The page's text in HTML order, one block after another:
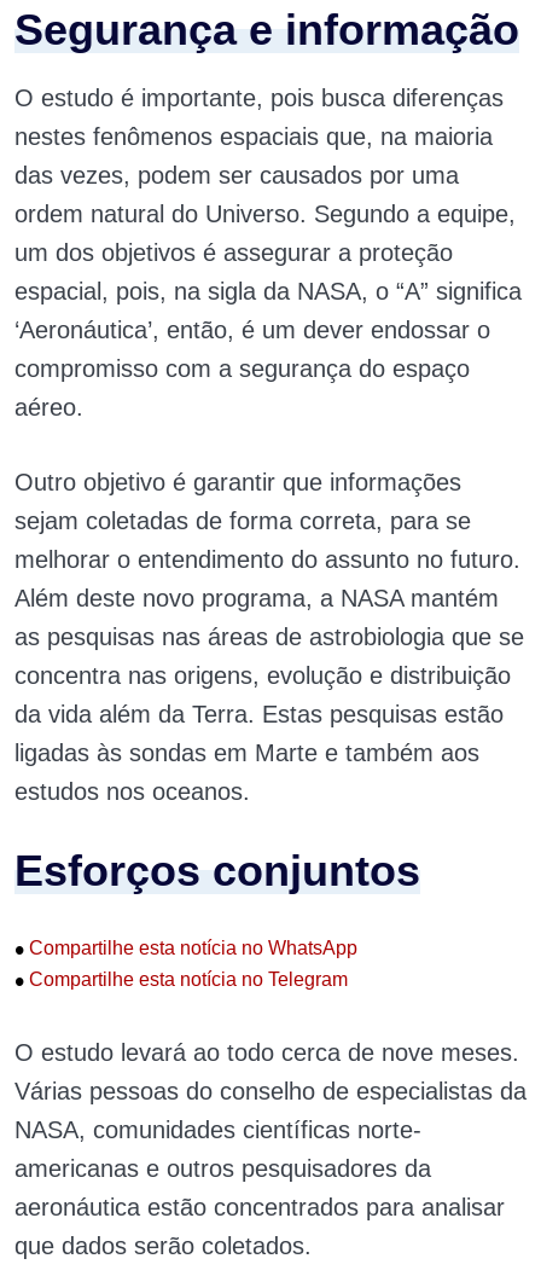
Segurança e informação
O estudo é importante, pois busca diferenças
nestes fenômenos espaciais que, na maioria
das vezes, podem ser causados por uma
ordem natural do Universo. Segundo a equipe,
um dos objetivos é assegurar a proteção
espacial, pois, na sigla da NASA, o “A” significa
‘Aeronáutica’, então, é um dever endossar o
compromisso com a segurança do espaço
aéreo.
Outro objetivo é garantir que informações
sejam coletadas de forma correta, para se
melhorar o entendimento do assunto no futuro.
Além deste novo programa, a NASA mantém
as pesquisas nas áreas de astrobiologia que se
concentra nas origens, evolução e distribuição
da vida além da Terra. Estas pesquisas estão
ligadas às sondas em Marte e também aos
estudos nos oceanos.
Esforços conjuntos
• Compartilhe esta notícia no WhatsApp
• Compartilhe esta notícia no Telegram
O estudo levará ao todo cerca de nove meses.
Várias pessoas do conselho de especialistas da
NASA, comunidades científicas norte-
americanas e outros pesquisadores da
aeronáutica estão concentrados para analisar
que dados serão coletados.